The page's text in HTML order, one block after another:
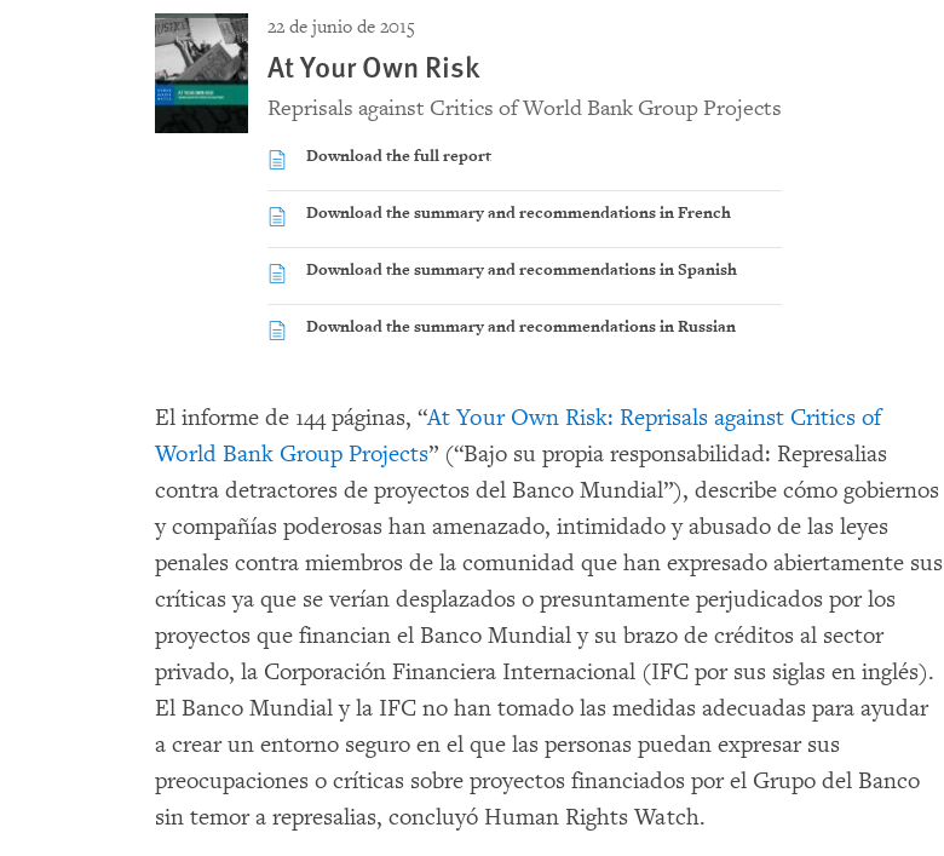
22 de junio de 2015
At Your Own Risk
Reprisals against Critics of World Bank Group Projects
Download the full report
Download the summary and recommendations in French
Download the summary and recommendations in Spanish
Download the summary and recommendations in Russian
El informe de 144 páginas, “At Your Own Risk: Reprisals against Critics of
World Bank Group Projects” (“Bajo su propia responsabilidad: Represalias
contra detractores de proyectos del Banco Mundial”), describe cómo gobiernos
y compañías poderosas han amenazado, intimidado y abusado de las leyes
penales contra miembros de la comunidad que han expresado abiertamente sus
críticas ya que se verían desplazados o presuntamente perjudicados por los
proyectos que financian el Banco Mundial y su brazo de créditos al sector
privado, la Corporación Financiera Internacional (IFC por sus siglas en inglés).
El Banco Mundial y la IFC no han tomado las medidas adecuadas para ayudar
a crear un entorno seguro en el que las personas puedan expresar sus
preocupaciones o críticas sobre proyectos financiados por el Grupo del Banco
sin temor a represalias, concluyó Human Rights Watch.